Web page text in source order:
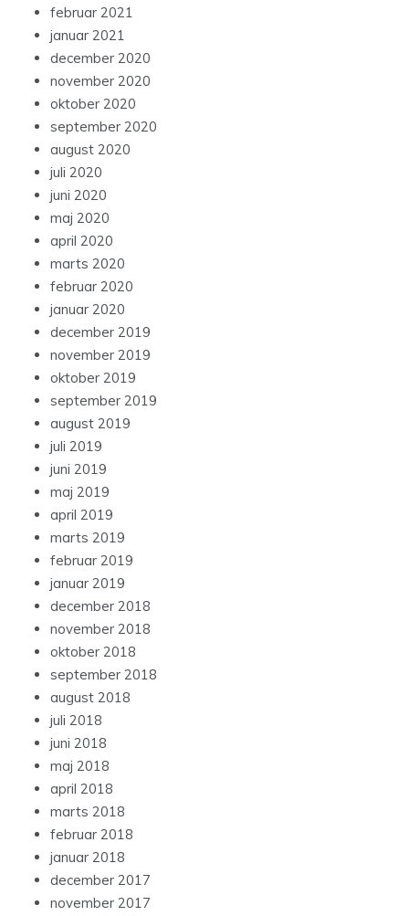
februar 2021
januar 2021
december 2020
november 2020
oktober 2020
september 2020
august 2020
juli 2020
juni 2020
maj 2020
april 2020
marts 2020
februar 2020
januar 2020
december 2019
november 2019
oktober 2019
september 2019
august 2019
juli 2019
juni 2019
maj 2019
april 2019
marts 2019
februar 2019
januar 2019
december 2018
november 2018
oktober 2018
september 2018
august 2018
juli 2018
juni 2018
maj 2018
april 2018
marts 2018
februar 2018
januar 2018
december 2017
november 2017